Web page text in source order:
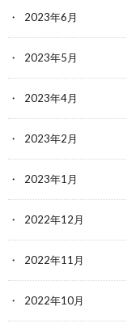
2023年6月
2023年5月
2023年4月
2023年2月
2023年1月
2022年12月
2022年11月
2022年10月